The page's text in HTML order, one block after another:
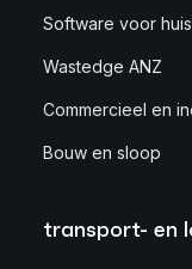
Software voor
Wastedge ANZ
Commercieel en
Bouw en sloop
transport- en